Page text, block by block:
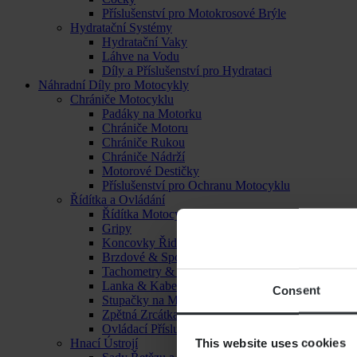
Consent
This website uses cookies
Příslušenství pro Motokrosové Brýle
Hydratační Systémy
Hydratační Vaky
Láhve na Vodu
Díly a Příslušenství pro Hydrataci
Náhradní Díly pro Motocykly
Chrániče Motocyklu
Padáky na Motorku
Chrániče Motoru
Chrániče Rukou
Chrániče Nádrží
Motorové Destičky
Příslušenství pro Ochranu Motocyklu
Řídítka a Ovládání
Řídítka Motocyklu
Gripy
Koncovky Řidítek
Brzdové & Spojkové Páčky
Tachometry & Hodiny
Lanka & Kabely
Stupačky na Motorku
Zpětná Zrcátka
Ovládací Příslušenství
Hnací Ústrojí